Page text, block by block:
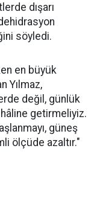
dışarı
söyledi.
en büyük
Yılmaz,
değil, günlük
hâline getirmeliyiz.
güneş
ölçüde azaltır."